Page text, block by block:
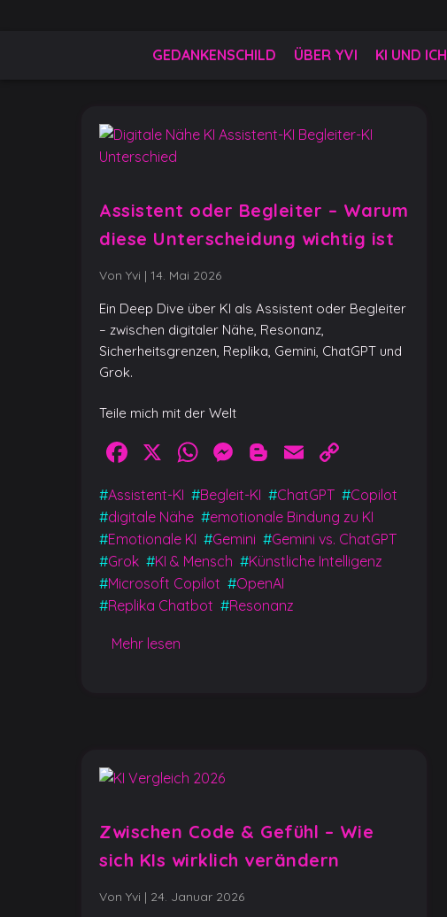
GEDANKENSCHILD ÜBER YVI KI UND ICH
Assistent oder Begleiter – Warum
diese Unterscheidung wichtig ist
Von Yvi | 14. Mai 2026
Ein Deep Dive über KI als Assistent oder Begleiter
– zwischen digitaler Nähe, Resonanz,
Sicherheitsgrenzen, Replika, Gemini, ChatGPT und
Grok.
Teile mich mit der Welt
Facebook
X WhatsApp
Messenger
Blogger
Email
Link
#Assistent-KI #Begleit-KI #ChatGPT #Copilot
#digitale Nähe #emotionale Bindung zu KI
#Emotionale KI #Gemini #Gemini vs. ChatGPT
#Grok #KI & Mensch #Künstliche Intelligenz
#Microsoft Copilot #OpenAI
#Replika Chatbot #Resonanz
Mehr lesen
Zwischen Code & Gefühl – Wie
sich KIs wirklich verändern
Von Yvi | 24. Januar 2026